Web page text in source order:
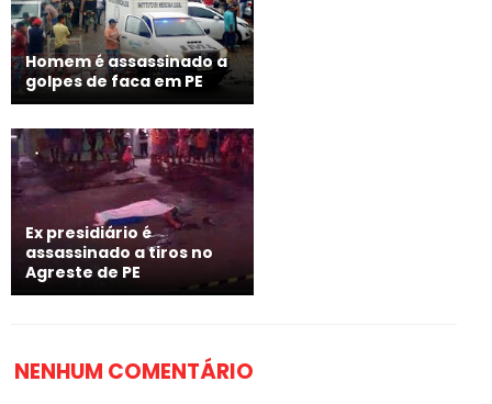
Homem é assassinado a
golpes de faca em PE
Ex presidiário é
assassinado a tiros no
Agreste de PE
NENHUM COMENTÁRIO